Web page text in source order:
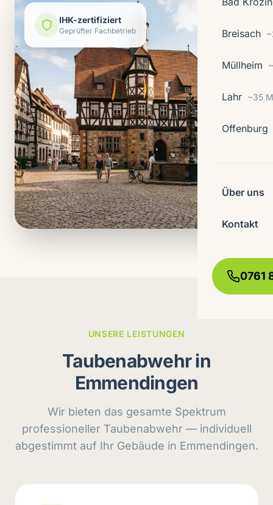
Breisach
Müllheim
Lahr ~35
Offenburg
Über uns
Kontakt
0761
IHK-zertifiziert
Geprüfter Fachbetrieb
UNSERE LEISTUNGEN
Taubenabwehr in
Emmendingen
Wir bieten das gesamte Spektrum
professioneller Taubenabwehr — individuell
abgestimmt auf Ihr Gebäude in Emmendingen.